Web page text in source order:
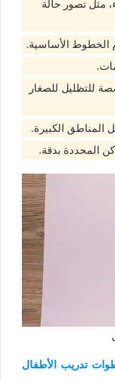
مثل تصور حالة
الخطوط الأساسية.
للتظليل للصغار
المناطق الكبيرة.
المحددة بدقة.
تدريب الأطفال